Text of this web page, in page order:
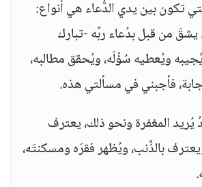
تكون بين يدي الدُّعاء هي أنواع:
يشقَ من قبل بدُعاء ربِّه -تبارك
يُجيبه ويُعطيه سُؤْلَه، ويُحقق مطالبه،
فأجبني في مسألتي هذه.
يُريد المغفرة ونحو ذلك، يعترف
بالذَّنب، ويُظهر فقرَه ومسكنتَه،